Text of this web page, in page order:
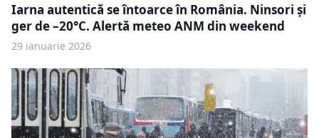
Iarna autentică se întoarce în România. Ninsori și
ger de –20°C. Alertă meteo ANM din weekend
29 ianuarie 2026